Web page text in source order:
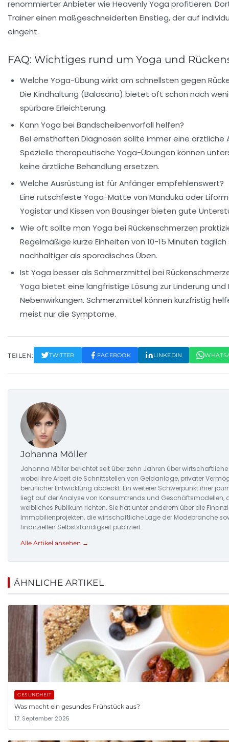
renommierter Anbieter wie Heavenly Yoga profitieren.
Trainer einen maßgeschneiderten Einstieg, der auf
eingeht.
FAQ: Wichtiges rund um Yoga und
Welche Yoga-Übung wirkt am schnellsten gegen
Die Kindhaltung (Balasana) bietet oft schon nach
spürbare Erleichterung.
Kann Yoga bei Bandscheibenvorfall helfen?
Bei ernsthaften Diagnosen sollte immer eine ärztliche
Spezielle therapeutische Yoga-Übungen können
keine ärztliche Behandlung ersetzen.
Welche Ausrüstung ist für Anfänger empfehlenswert?
Eine rutschfeste Yoga-Matte von Manduka oder
Yogistar und Kissen von Bausinger bieten gute
Wie oft sollte man Yoga bei Rückenschmerzen
Regelmäßige kurze Einheiten von 10-15 Minuten
nachhaltiger als sporadisches Üben.
Ist Yoga besser als Schmerzmittel bei
Yoga bietet eine langfristige Lösung zur Linderung und
Nebenwirkungen. Schmerzmittel können kurzfristig
meist nur die Symptome.
TEILEN: TWITTER FACEBOOK LINKEDIN
Johanna Möller
Johanna Möller berichtet seit über zehn Jahren über
wobei ihre Arbeit die Schnittstellen von Geldanlage, privater
beruflicher Entwicklung abdeckt. Ein weiterer Schwerpunkt ihrer
liegt auf der Analyse von Konsumtrends und Geschäftsmodellen,
weibliches Publikum richten. Sie hat unter anderem über die
Immobilienprojekten, die wirtschaftliche Lage der Modebranche
finanziellen Selbstständigkeit publiziert.
Alle Artikel ansehen →
ÄHNLICHE ARTIKEL
GESUNDHEIT
Was macht ein gesundes Frühstück aus?
17. September 2025